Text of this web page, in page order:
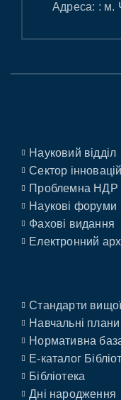
Адреса: : м.
Науковий відділ
Сектор
Проблемна НДР
Наукові форуми
Фахові видання
Електронний
Стандарти вищої
Навчальні плани
Нормативна
E-каталог
Бібліотека
Дні народження